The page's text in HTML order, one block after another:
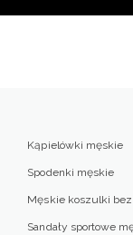
Kąpielówki męskie
Spodenki męskie
Męskie koszulki
Sandały sportowe